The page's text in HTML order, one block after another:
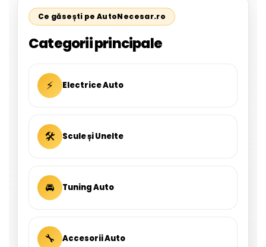
Ce găsești pe AutoNecesar.ro
Categorii principale
⚡ Electrice Auto
🛠 Scule și Unelte
🚘 Tuning Auto
🔧 Accesorii Auto